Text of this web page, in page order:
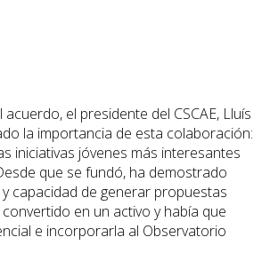
el presidente del CSCAE, Lluís
la importancia de esta colaboración:
iniciativas jóvenes más interesantes
que se fundó, ha demostrado
capacidad de generar propuestas
en un activo y había que
e incorporarla al Observatorio